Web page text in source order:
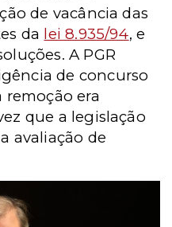
de vacância das
da lei 8.935/94, e
A PGR
de concurso
remoção era
que a legislação
avaliação de